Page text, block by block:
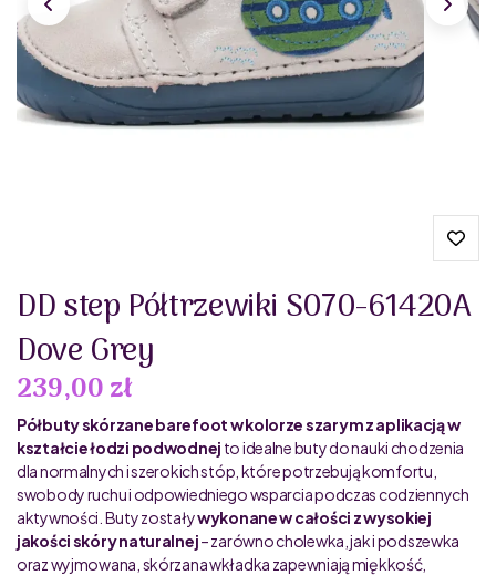
DD step Półtrzewiki S070-61420A
Dove Grey
239,00 zł
Półbuty skórzane barefoot w kolorze szarym z aplikacją w
kształcie łodzi podwodnej to idealne buty do nauki chodzenia
dla normalnych i szerokich stóp, które potrzebują komfortu,
swobody ruchu i odpowiedniego wsparcia podczas codziennych
aktywności. Buty zostaływykonane w całości z wysokiej
jakości skóry naturalnej– zarówno cholewka, jak i podszewka
oraz wyjmowana, skórzana wkładka zapewniają miękkość,